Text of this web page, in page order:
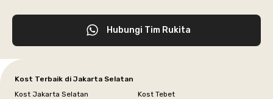
Hubungi Tim Rukita
Kost Terbaik di Jakarta Selatan
Kost Jakarta Selatan
Kost Tebet